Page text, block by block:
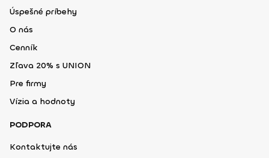
Úspešné príbehy
O nás
Cenník
Zľava 20% s UNION
Pre firmy
Vízia a hodnoty
PODPORA
Kontaktujte nás